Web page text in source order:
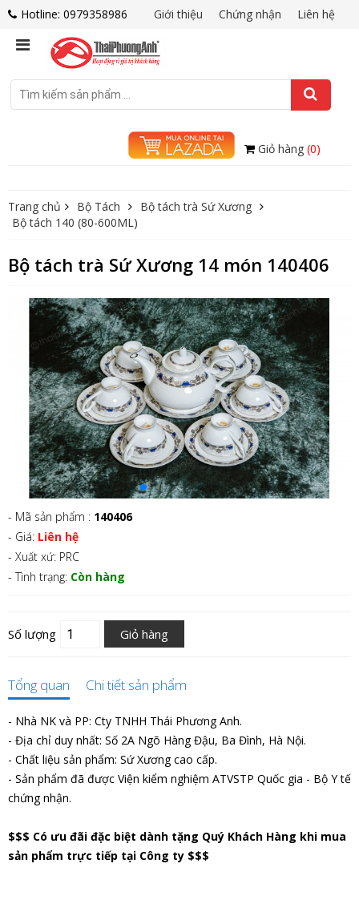
Hotline: 0979358986 Liên hệ
Chứng nhận
Giới thiệu
Giỏ hàng (0)
Trang chủ Bộ Tách
Bộ tách trà Sứ Xương
Bộ tách 140 (80-600ML)
Bộ tách trà Sứ Xương 14 món 140406
- Mã sản phẩm : 140406
- Giá: Liên hệ
- Xuất xứ: PRC
- Tình trạng: Còn hàng
Số lượng Giỏ hàng
Tổng quan Chi tiết sản phẩm
- Nhà NK và PP: Cty TNHH Thái Phương Anh.
- Địa chỉ duy nhất: Số 2A Ngõ Hàng Đậu, Ba Đình, Hà Nội.
- Chất liệu sản phẩm: Sứ Xương cao cấp.
- Sản phẩm đã được Viện kiểm nghiệm ATVSTP Quốc gia - Bộ Y tế
chứng nhận.
$$$ Có ưu đãi đặc biệt dành tặng Quý Khách Hàng khi mua
sản phẩm trực tiếp tại Công ty $$$